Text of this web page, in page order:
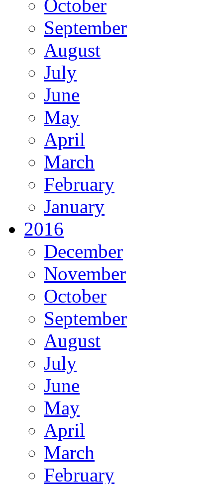
October
September
August
July
June
May
April
March
February
January
2016
December
November
October
September
August
July
June
May
April
March
February